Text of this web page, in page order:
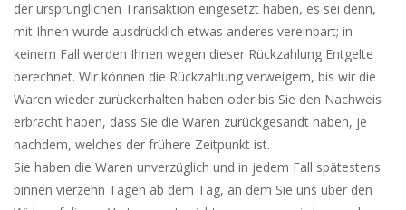
der ursprünglichen Transaktion eingesetzt haben, es sei denn,
mit Ihnen wurde ausdrücklich etwas anderes vereinbart; in
keinem Fall werden Ihnen wegen dieser Rückzahlung Entgelte
berechnet. Wir können die Rückzahlung verweigern, bis wir die
Waren wieder zurückerhalten haben oder bis Sie den Nachweis
erbracht haben, dass Sie die Waren zurückgesandt haben, je
nachdem, welches der frühere Zeitpunkt ist.
Sie haben die Waren unverzüglich und in jedem Fall spätestens
binnen vierzehn Tagen ab dem Tag, an dem Sie uns über den